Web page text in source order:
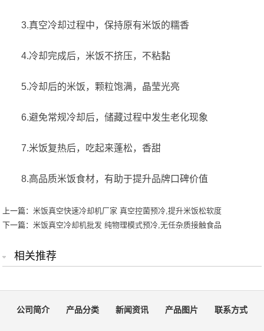
3.真空冷却过程中，保持原有米饭的糯香
4.冷却完成后，米饭不挤压，不粘黏
5.冷却后的米饭，颗粒饱满，晶莹光亮
6.避免常规冷却后，储藏过程中发生老化现象
7.米饭复热后，吃起来蓬松，香甜
8.高品质米饭食材，有助于提升品牌口碑价值
上一篇：米饭真空快速冷却机厂家 真空控菌预冷,提升米饭松软度
下一篇：米饭真空冷却机批发 纯物理模式预冷,无任杂质接触食品
相关推荐
公司简介 产品分类 新闻资讯 产品图片 联系方式